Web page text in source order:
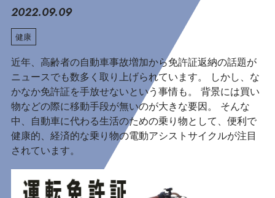
2022.09.09
健康
近年、高齢者の自動車事故増加から免許証返納の話題が
ニュースでも数多く取り上げられています。 しかし、な
かなか免許証を手放せないという事情も。 背景には買い
物などの際に移動手段が無いのが大きな要因。 そんな
中、自動車に代わる生活のための乗り物として、便利で
健康的、経済的な乗り物の電動アシストサイクルが注目
されています。